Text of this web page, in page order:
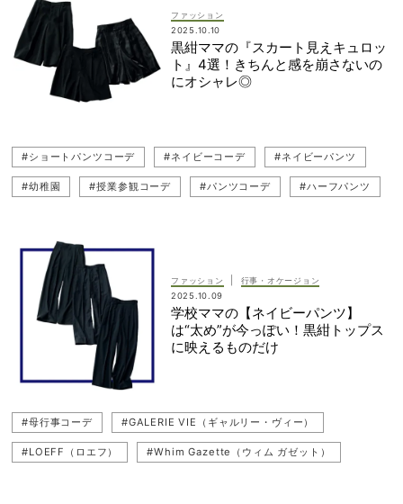
#ネイビーコーデ #授業参観コーデ
ファッション
2025.10.10
黒紺ママの『スカート見えキュロッ
ト』4選！きちんと感を崩さないの
にオシャレ◎
#ショートパンツコーデ #ネイビーコーデ #ネイビーパンツ
#幼稚園 #授業参観コーデ #パンツコーデ #ハーフパンツ
#浅見れいな #小学校
#幼稚園ママ ファッション
行事・オケージョン
2025.10.09
学校ママの【ネイビーパンツ】
は“太め”が今っぽい！黒紺トップス
に映えるものだけ
#母行事コーデ #GALERIE VIE（ギャルリー・ヴィー）
#LOEFF（ロエフ） #Whim Gazette（ウィム ガゼット）